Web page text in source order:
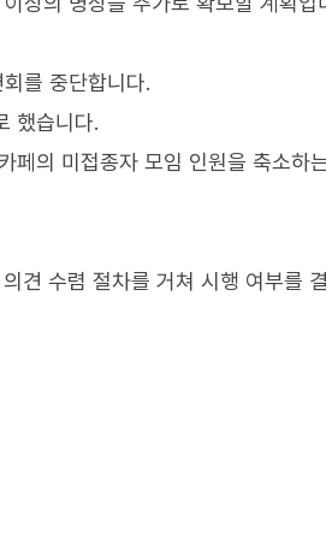
를 중단합니다.
했습니다.
페의 미접종자 모임 인원을 축소하
견 수렴 절차를 거쳐 시행 여부를